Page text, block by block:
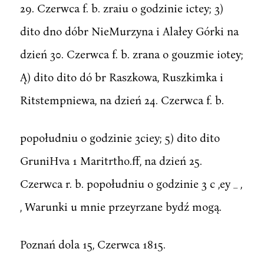
29. Czerwca f. b. zraiu o godzinie ictey; 3)
dito dno dóbr NieMurzyna i Alałey Górki na
dzień 30. Czerwca f. b. zrana o gouzmie iotey;
Ą) dito dito dó br Raszkowa, Ruszkimka i
Ritstempniewa, na dzień 24. Czerwca f. b.
popołudniu o godzinie 3ciey; 5) dito dito
GruniHva 1 Maritrtho.ff, na dzień 25.
Czerwca r. b. popołudniu o godzinie 3 c ,ey _ ,
, Warunki u mnie przeyrzane bydź mogą.
Poznań dola 15, Czerwca 1815.